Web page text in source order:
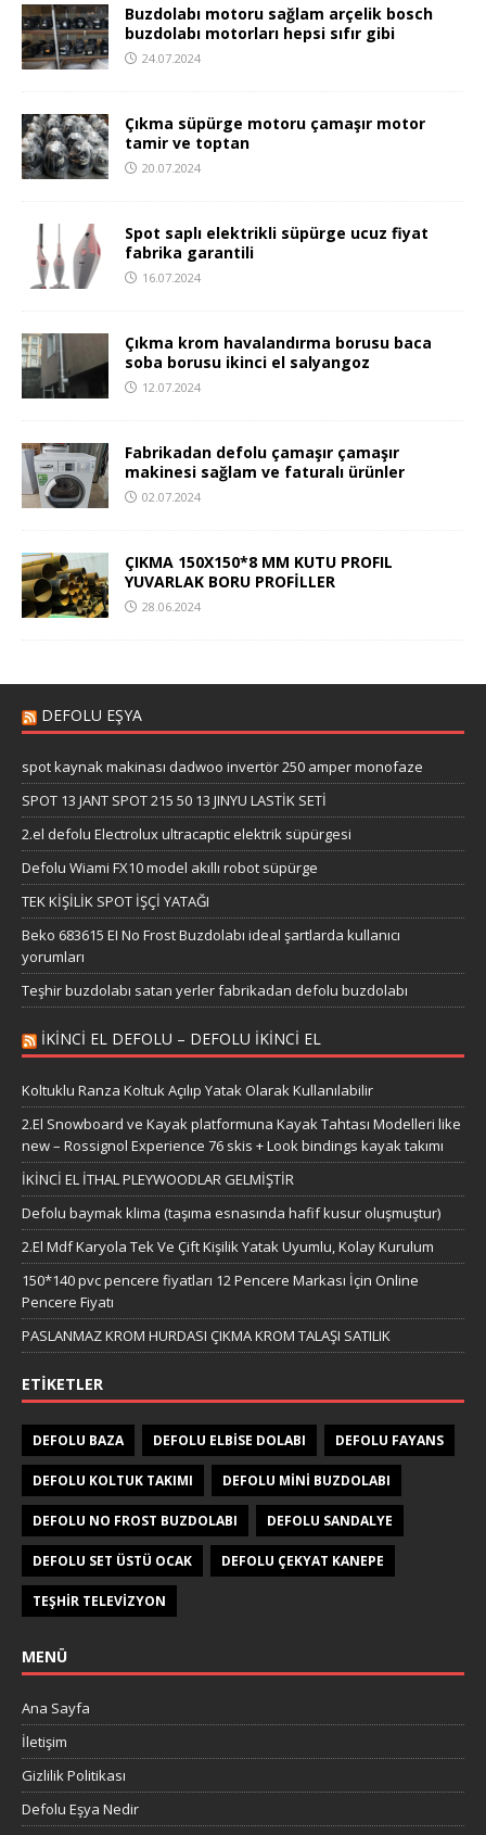
Buzdolabı motoru sağlam arçelik bosch
buzdolabı motorları hepsi sıfır gibi
24.07.2024
Çıkma süpürge motoru çamaşır motor
tamir ve toptan
20.07.2024
Spot saplı elektrikli süpürge ucuz fiyat
fabrika garantili
16.07.2024
Çıkma krom havalandırma borusu baca
soba borusu ikinci el salyangoz
12.07.2024
Fabrikadan defolu çamaşır çamaşır
makinesi sağlam ve faturalı ürünler
02.07.2024
ÇIKMA 150X150*8 MM KUTU PROFIL
YUVARLAK BORU PROFİLLER
28.06.2024
DEFOLU EŞYA
spot kaynak makinası dadwoo invertör 250 amper monofaze
SPOT 13 JANT SPOT 215 50 13 JINYU LASTİK SETİ
2.el defolu Electrolux ultracaptic elektrik süpürgesi
Defolu Wiami FX10 model akıllı robot süpürge
TEK KİŞİLİK SPOT İŞÇİ YATAĞI
Beko 683615 EI No Frost Buzdolabı ideal şartlarda kullanıcı
yorumları
Teşhir buzdolabı satan yerler fabrikadan defolu buzdolabı
IKINCI EL DEFOLU – DEFOLU IKINCI EL
Koltuklu Ranza Koltuk Açılıp Yatak Olarak Kullanılabilir
2.El Snowboard ve Kayak platformuna Kayak Tahtası Modelleri like
new – Rossignol Experience 76 skis + Look bindings kayak takımı
İKİNCİ EL İTHAL PLEYWOODLAR GELMİŞTİR
Defolu baymak klima (taşıma esnasında hafif kusur oluşmuştur)
2.El Mdf Karyola Tek Ve Çift Kişilik Yatak Uyumlu, Kolay Kurulum
150*140 pvc pencere fiyatları 12 Pencere Markası İçin Online
Pencere Fiyatı
PASLANMAZ KROM HURDASI ÇIKMA KROM TALAŞI SATILIK
ETIKETLER
DEFOLU BAZA DEFOLU ELBISE DOLABI DEFOLU FAYANS
DEFOLU KOLTUK TAKIMI DEFOLU MINI BUZDOLABI
DEFOLU NO FROST BUZDOLABI DEFOLU SANDALYE
DEFOLU SET ÜSTÜ OCAK DEFOLU ÇEKYAT KANEPE
TEŞHIR TELEVIZYON
MENÜ
Ana Sayfa
İletişim
Gizlilik Politikası
Defolu Eşya Nedir